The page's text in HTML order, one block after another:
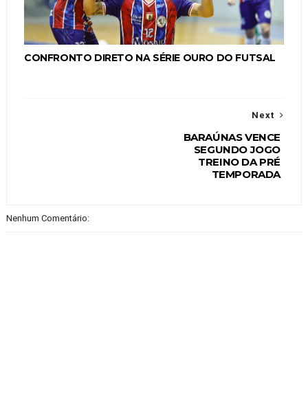
CONFRONTO DIRETO NA SÉRIE OURO DO FUTSAL
Next
BARAÚNAS VENCE
SEGUNDO JOGO
TREINO DA PRÉ
TEMPORADA
Nenhum Comentário: